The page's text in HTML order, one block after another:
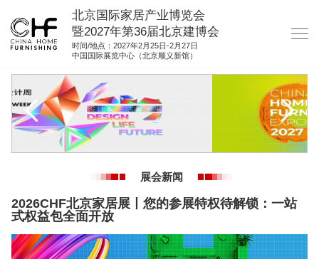
北京国际家居产业博览会
暨2027年第36届北京建博会
时间/地点：2027年2月25日-2月27日
中国国际展览中心（北京顺义新馆）
关于我们
展商服务
资料下载
集团展会
展会新闻
2026CHF北京家居展丨您的参展特权待解锁：一站
式权益包全面开放